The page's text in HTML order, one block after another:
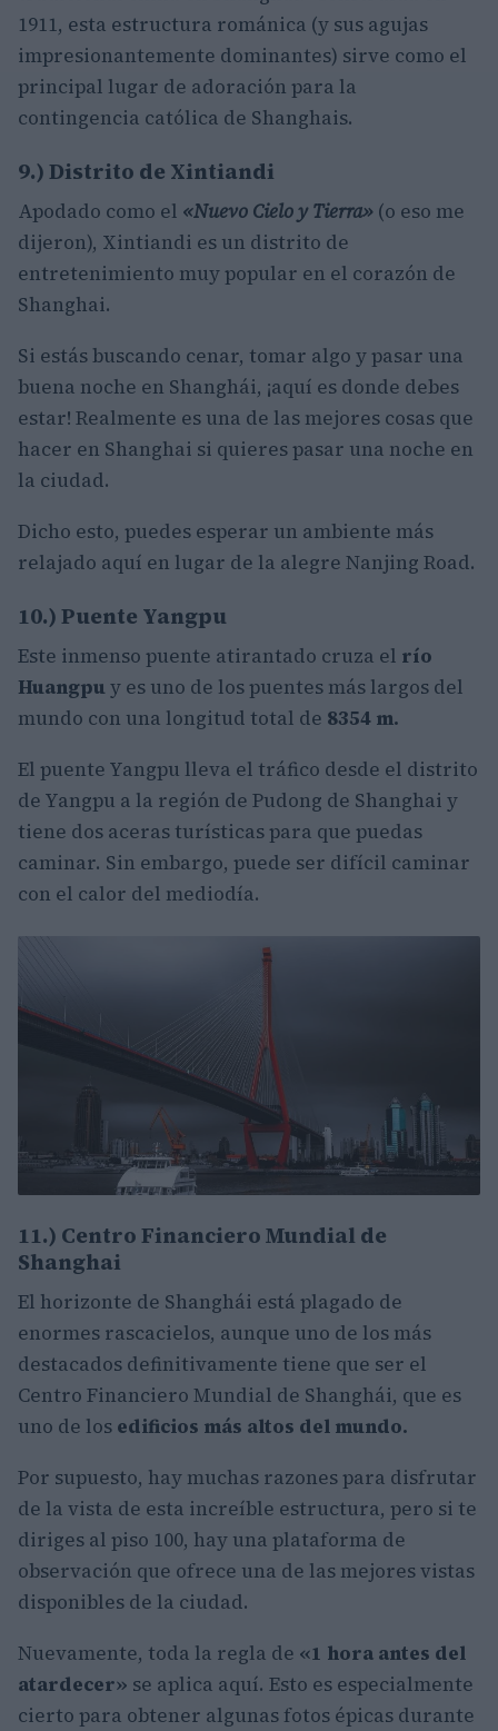
1911, esta estructura románica (y sus agujas
impresionantemente dominantes) sirve como el
principal lugar de adoración para la
contingencia católica de Shanghais.
9.) Distrito de Xintiandi
Apodado como el «Nuevo Cielo y Tierra» (o eso me
dijeron), Xintiandi es un distrito de
entretenimiento muy popular en el corazón de
Shanghai.
Si estás buscando cenar, tomar algo y pasar una
buena noche en Shanghái, ¡aquí es donde debes
estar! Realmente es una de las mejores cosas que
hacer en Shanghai si quieres pasar una noche en
la ciudad.
Dicho esto, puedes esperar un ambiente más
relajado aquí en lugar de la alegre Nanjing Road.
10.) Puente Yangpu
Este inmenso puente atirantado cruza el río
Huangpuy es uno de los puentes más largos del
mundo con una longitud total de 8354 m.
El puente Yangpu lleva el tráfico desde el distrito
de Yangpu a la región de Pudong de Shanghai y
tiene dos aceras turísticas para que puedas
caminar. Sin embargo, puede ser difícil caminar
con el calor del mediodía.
11.) Centro Financiero Mundial de
Shanghai
El horizonte de Shanghái está plagado de
enormes rascacielos, aunque uno de los más
destacados definitivamente tiene que ser el
Centro Financiero Mundial de Shanghái, que es
uno de los edificios más altos del mundo.
Por supuesto, hay muchas razones para disfrutar
de la vista de esta increíble estructura, pero si te
diriges al piso 100, hay una plataforma de
observación que ofrece una de las mejores vistas
disponibles de la ciudad.
Nuevamente, toda la regla de «1 hora antes del
atardecer» se aplica aquí. Esto es especialmente
cierto para obtener algunas fotos épicas durante